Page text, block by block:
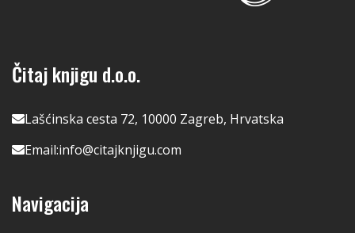
Čitaj knjigu d.o.o.
Lašćinska cesta 72, 10000 Zagreb, Hrvatska
Email:info@citajknjigu.com
Navigacija